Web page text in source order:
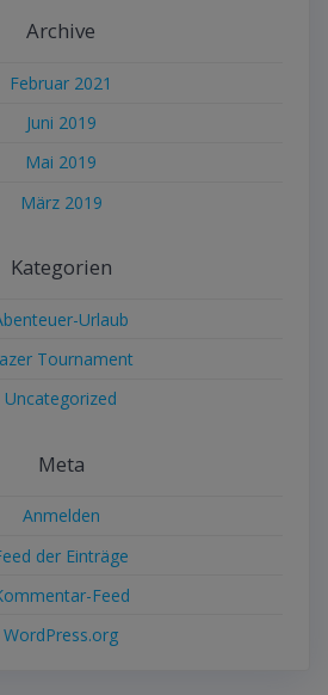
Archive
Februar 2021
Juni 2019
Mai 2019
März 2019
Kategorien
Urlaub
Tournament
Uncategorized
Meta
Anmelden
der Einträge
Feed
WordPress.org